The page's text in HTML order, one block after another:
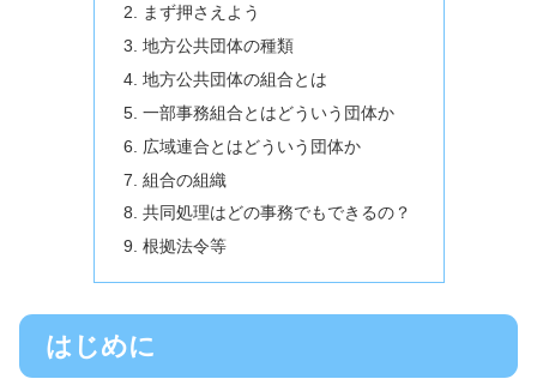
まず押さえよう
地方公共団体の種類
地方公共団体の組合とは
一部事務組合とはどういう団体か
広域連合とはどういう団体か
組合の組織
共同処理はどの事務でもできるの？
根拠法令等
はじめに